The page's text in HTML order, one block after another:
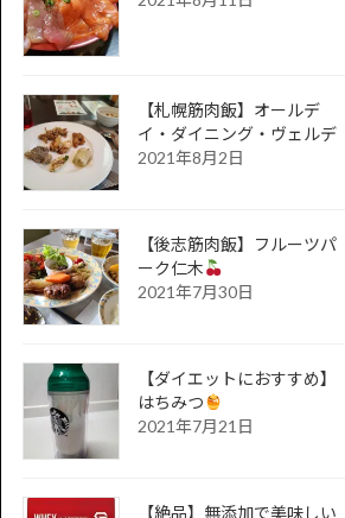
【札幌筋肉飯】オールデ
イ・ダイニング・ヴェルデ
2021年8月2日
【後志筋肉飯】フルーツパ
ーク仁木
2021年7月30日
【ダイエットにおすすめ】
はちみつ
2021年7月21日
【絶品】無添加で美味しい